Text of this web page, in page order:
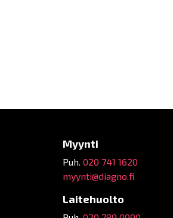
Myynti
Puh. 020 741 1620
myynti@diagno.fi
Laitehuolto